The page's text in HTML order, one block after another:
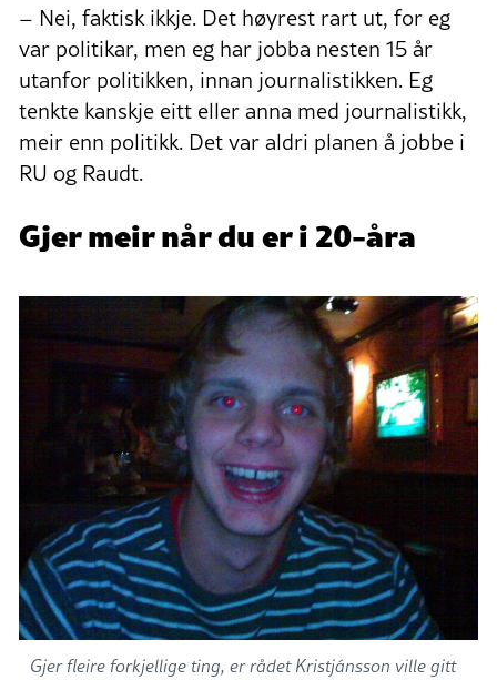
– Nei, faktisk ikkje. Det høyrest rart ut, for eg
var politikar, men eg har jobba nesten 15 år
utanfor politikken, innan journalistikken. Eg
tenkte kanskje eitt eller anna med journalistikk,
meir enn politikk. Det var aldri planen å jobbe i
RU og Raudt.
Gjer meir når du er i 20-åra
Gjer fleire forkjellige ting, er rådet Kristjánsson ville gitt